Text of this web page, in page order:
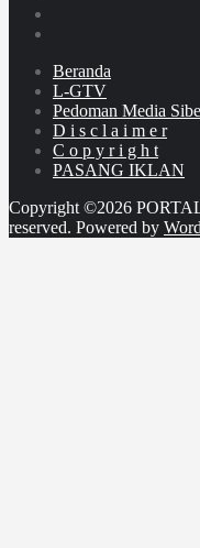
Beranda
L-GTV
Pedoman Media
D i s c l a i m e r
C o p y r i g h t
PASANG IKLAN
Copyright ©2026
reserved. Powered by